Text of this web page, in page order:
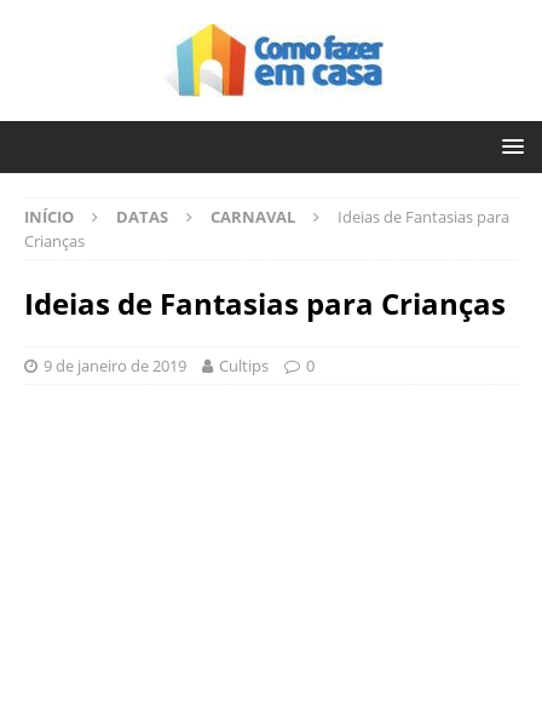
INÍCIO DATAS CARNAVAL
Ideias de Fantasias para
Crianças
Ideias de Fantasias para Crianças
9 de janeiro de 2019 Cultips 0